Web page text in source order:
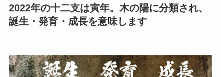
2022年の十二支は寅年。木の陽に分類され、
誕生・発育・成長を意味します